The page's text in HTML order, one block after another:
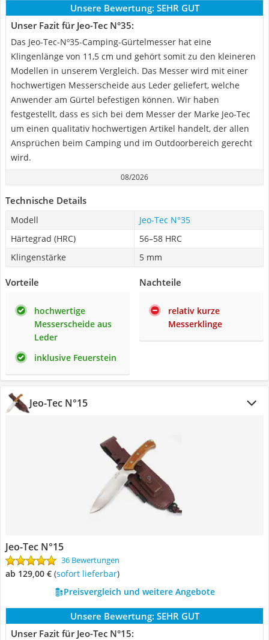
Unsere Bewertung: SEHR GUT
Unser Fazit für Jeo-Tec N°35:
Das Jeo-Tec-Nº35-Camping-Gürtelmesser hat eine
Klingenlänge von 11,5 cm und gehört somit zu den kleineren
Modellen in unserem Vergleich. Das Messer wird mit einer
hochwertigen Messerscheide aus Leder geliefert, welche
Anwender am Gürtel befestigen können. Wir haben
festgestellt, dass es sich bei dem Messer der Marke Jeo-Tec
um einen qualitativ hochwertigen Artikel handelt, der allen
Ansprüchen beim Camping und im Outdoorbereich gerecht
wird.
08/2026
Technische Details
Modell
Jeo-Tec N°35
Härtegrad (HRC)
56–58 HRC
Klingenstärke
5 mm
Vorteile
hochwertige
Messerscheide aus
Leder
inklusive Feuerstein
Nachteile
relativ kurze
Messerklinge
Jeo-Tec N°15
Jeo-Tec N°15
36 Bewertungen
ab 129,00 € ( Sofort lieferbar)
Preisvergleich und weitere Angebote
Unsere Bewertung: SEHR GUT
Unser Fazit für Jeo-Tec N°15: